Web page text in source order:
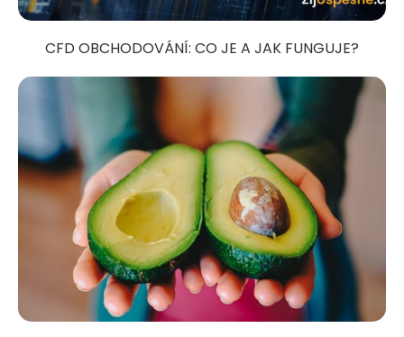
CFD OBCHODOVÁNÍ: CO JE A JAK FUNGUJE?